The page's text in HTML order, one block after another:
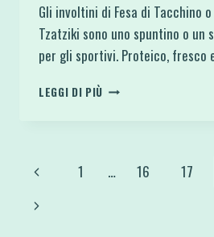
Gli involtini di Fesa di Tacchino
Tzatziki sono uno spuntino o un
per gli sportivi. Proteico, fresco
LEGGI DI PIÙ INVOLTINI
Navigazione
pagina
Pagina
Precedente
1 … 16 17
Pagina